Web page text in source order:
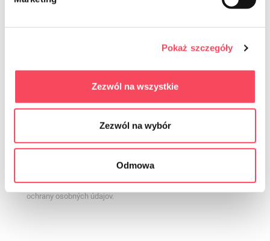
Pokaż szczegóły
Zezwól na wszystkie
Zezwól na wybór
Odmowa
Súhlasím so zasielaním obchodných informácií prostredníctvom
dňa 18.07.2002 o poskytovaní elektronických služieb (Zbierka
adresu ohľadom ponúkaných služieb súhlas je dobrovoľný a je
e-mailu. Odvolanie súhlasu nemá vplyv na zákonnosť spracúvania
údaje v súlade sZásadami ochrany osobných údajov. Pravidlá
ochrany osobných údajov.